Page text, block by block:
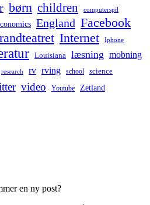
børn children computerspil
England Facebook
Internet Iphone
Louisiana læsning mobning
research rv rving school science
video Youtube Zetland
en ny post?